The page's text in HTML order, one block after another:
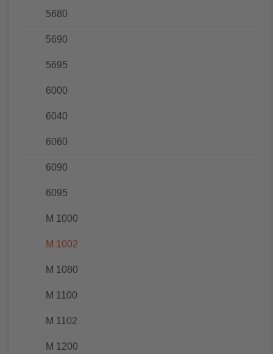
5680
5690
5695
6000
6040
6060
6090
6095
M 1000
M 1002
M 1080
M 1100
M 1102
M 1200